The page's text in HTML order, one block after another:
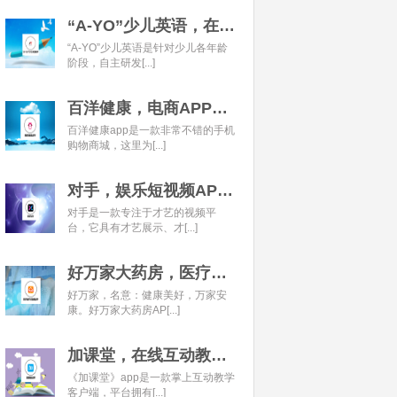
“A-YO”少儿英语，在线语言学习平台开发经典案例
“A-YO”少儿英语是针对少儿各年龄
阶段，自主研发[...]
百洋健康，电商APP开发经典案例
百洋健康app是一款非常不错的手机
购物商城，这里为[...]
对手，娱乐短视频APP开发经典案例
对手是一款专注于才艺的视频平
台，它具有才艺展示、才[...]
好万家大药房，医疗健康APP开发经典案例
好万家，名意：健康美好，万家安
康。好万家大药房AP[...]
加课堂，在线互动教育APP经典案例
《加课堂》app是一款掌上互动教学
客户端，平台拥有[...]